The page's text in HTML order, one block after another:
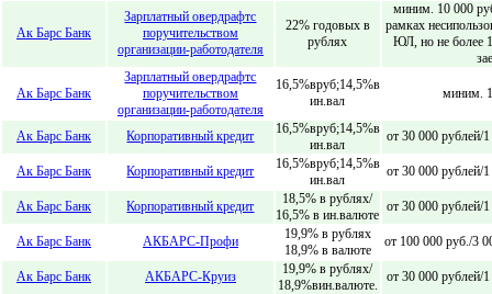
Ак Барс Банк
Зарплатный овердрафтс
поручительством
организации-работодателя
22% годовых в
рублях
миним. 10 000
рамках
ЮЛ, но не более
Ак Барс Банк
Зарплатный овердрафтс
поручительством
организации-работодателя
16,5%вруб;14,5%в
ин.вал
миним.
Ак Барс Банк Корпоративный кредит
16,5%вруб;14,5%в
ин.вал
от 30 000 рублей/
Ак Барс Банк Корпоративный кредит
16,5%вруб;14,5%в
ин.вал
от 30 000 рублей/
Ак Барс Банк Корпоративный кредит
18,5% в рублях/
16,5% в ин.валюте
от 30 000 рублей/
Ак Барс Банк АКБАРС-Профи
19,9% в рублях
18,9% в валюте
от 100 000 руб./3
Ак Барс Банк АКБАРС-Круиз
19,9% в рублях/
18,9%вин.валюте.
от 30 000 рублей/